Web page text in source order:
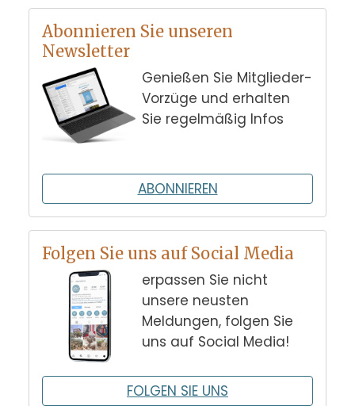
Abonnieren Sie unseren
Newsletter
Genießen Sie Mitglieder-
Vorzüge und erhalten
Sie regelmäßig Infos
ABONNIEREN
Folgen Sie uns auf Social Media
erpassen Sie nicht
unsere neusten
Meldungen, folgen Sie
uns auf Social Media!
FOLGEN SIE UNS